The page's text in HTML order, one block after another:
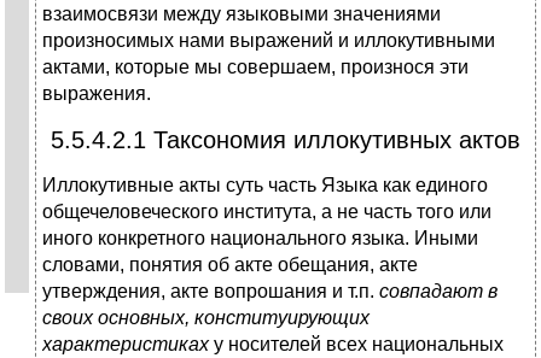
взаимосвязи между языковыми значениями
произносимых нами выражений и иллокутивными
актами, которые мы совершаем, произнося эти
выражения.
5.5.4.2.1 Таксономия иллокутивных актов
Иллокутивные акты суть часть Языка как единого
общечеловеческого института, а не часть того или
иного конкретного национального языка. Иными
словами, понятия об акте обещания, акте
утверждения, акте вопрошания и т.п. совпадают в
своих основных, конституирующих
характеристикаху носителей всех национальных